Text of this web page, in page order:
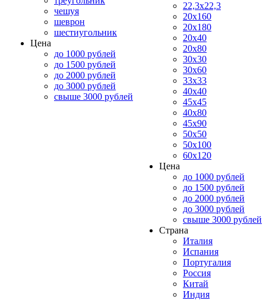
чешуя
шеврон
шестиугольник
Цена
до 1000 рублей
до 1500 рублей
до 2000 рублей
до 3000 рублей
свыше 3000 рублей
22,3x22,3
20x160
20x180
20x40
20x80
30x30
30x60
33x33
40x40
45x45
40x80
45x90
50x50
50x100
60x120
Цена
до 1000 рублей
до 1500 рублей
до 2000 рублей
до 3000 рублей
свыше 3000 рублей
Страна
Италия
Испания
Португалия
Россия
Китай
Индия